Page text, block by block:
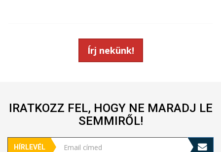
Kulcsár Balázs
Vezető fejlesztő
Írj nekünk!
IRATKOZZ FEL, HOGY NE MARADJ LE
SEMMIRŐL!
HÍRLEVÉL